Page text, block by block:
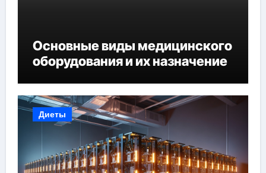
Основные виды медицинского
оборудования и их назначение
Диеты